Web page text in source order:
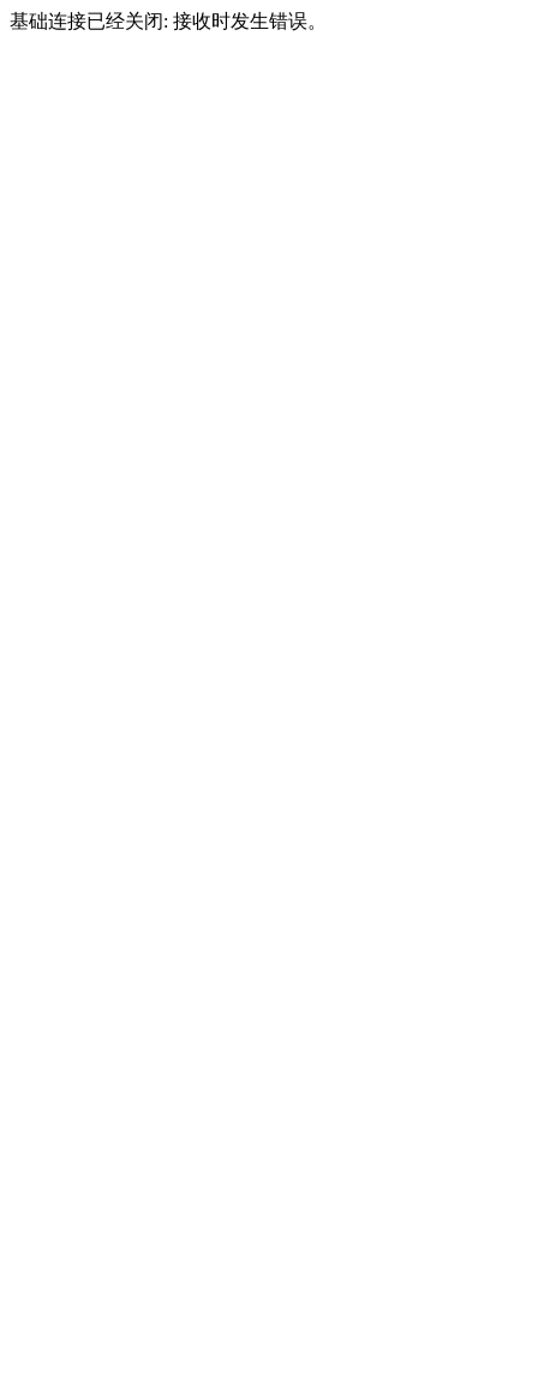
基础连接已经关闭: 接收时发生错误。